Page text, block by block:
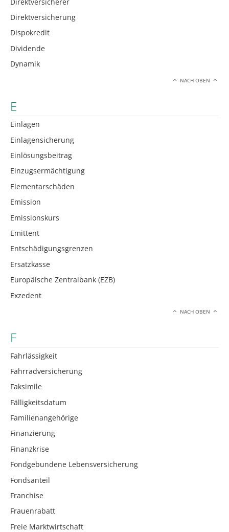
Direktversicherung
Dispokredit
Dividende
Dynamik
NACH OBEN
E
Einlagen
Einlagensicherung
Einlösungsbeitrag
Einzugsermächtigung
Elementarschäden
Emission
Emissionskurs
Emittent
Entschädigungsgrenzen
Ersatzkasse
Europäische Zentralbank (EZB)
Exzedent
NACH OBEN
F
Fahrlässigkeit
Fahrradversicherung
Faksimile
Fälligkeitsdatum
Familienangehörige
Finanzierung
Finanzkrise
Fondgebundene Lebensversicherung
Fondsanteil
Franchise
Frauenrabatt
Freie Marktwirtschaft